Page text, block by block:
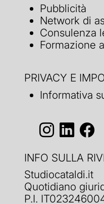
Pubblicità
Network di
Consulenza
Formazione
PRIVACY E
Informativa
INFO SULLA
Studiocataldi.it
Quotidiano
P.I.